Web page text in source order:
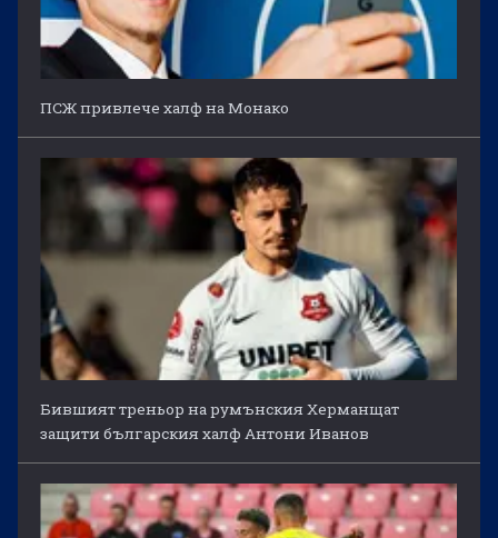
ПСЖ привлече халф на Монако
Бившият треньор на румънския Херманщат
защити българския халф Антони Иванов